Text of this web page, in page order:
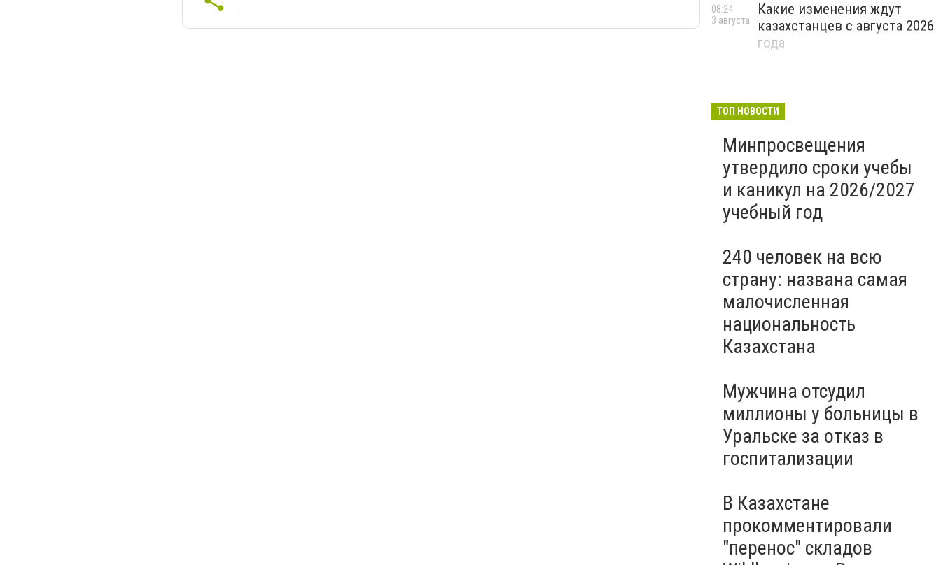
Какие изменения ждут
казахстанцев с августа 2026
года
08:24
3 августа
ТОП НОВОСТИ
Минпросвещения
утвердило сроки учебы
и каникул на 2026/2027
учебный год
240 человек на всю
страну: названа самая
малочисленная
национальность
Казахстана
Мужчина отсудил
миллионы у больницы в
Уральске за отказ в
госпитализации
В Казахстане
прокомментировали
"перенос" складов